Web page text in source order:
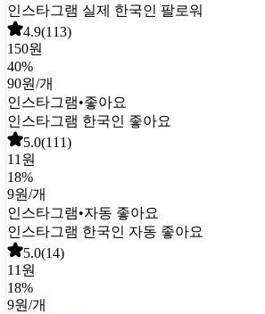
인스타그램 실제 한국인 팔로워
4.9(113)
150원
40%
90원/개
인스타그램•좋아요
인스타그램 한국인 좋아요
5.0(111)
11원
18%
9원/개
인스타그램•자동 좋아요
인스타그램 한국인 자동 좋아요
5.0(14)
11원
18%
9원/개